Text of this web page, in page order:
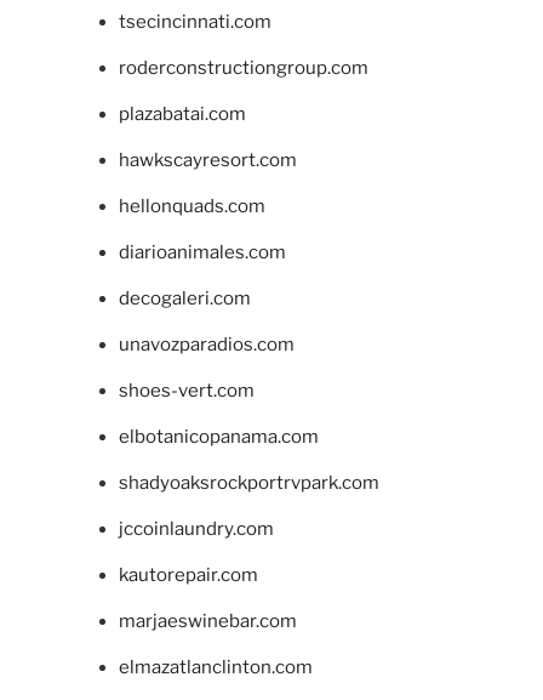
tsecincinnati.com
roderconstructiongroup.com
plazabatai.com
hawkscayresort.com
hellonquads.com
diarioanimales.com
decogaleri.com
unavozparadios.com
shoes-vert.com
elbotanicopanama.com
shadyoaksrockportrvpark.com
jccoinlaundry.com
kautorepair.com
marjaeswinebar.com
elmazatlanclinton.com